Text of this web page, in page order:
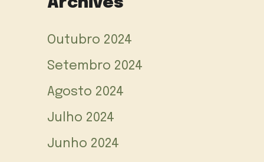
Outubro 2024
Setembro 2024
Agosto 2024
Julho 2024
Junho 2024